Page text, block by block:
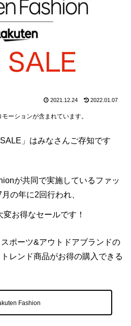
2021.12.24 2022.01.07
ーションが含まれています。
」はみなさんご存知です
が共同で実施しているファッ
の年に2回行われ、
変お得なセールです！
ポーツ&アウトドアブランドの
レンド商品がお得の購入できる
Fashion